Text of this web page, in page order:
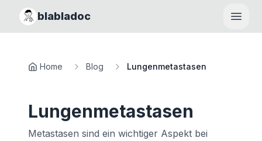
blabladoc
Home Blog Lungenmetastasen
Lungenmetastasen
Metastasen sind ein wichtiger Aspekt bei